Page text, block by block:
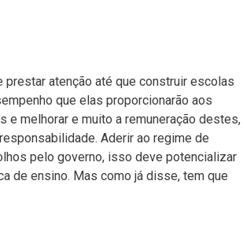
prestar atenção até que construir escolas
que elas proporcionarão aos
e melhorar e muito a remuneração destes,
Aderir ao regime de
pelo governo, isso deve potencializar
de ensino. Mas como já disse, tem que